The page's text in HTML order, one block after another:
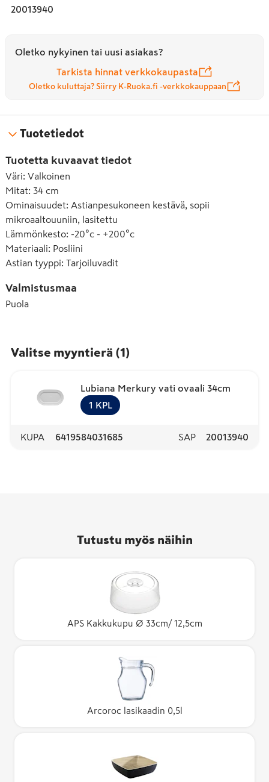
20013940
Oletko nykyinen tai uusi asiakas?
Tarkista hinnat verkkokaupasta
Oletko kuluttaja? Siirry K-Ruoka.fi -verkkokauppaan
Tuotetiedot
Tuotetta kuvaavat tiedot
Väri: Valkoinen
Mitat: 34 cm
Ominaisuudet: Astianpesukoneen kestävä, sopii
mikroaaltouuniin, lasitettu
Lämmönkesto: -20°c - +200°c
Materiaali: Posliini
Astian tyyppi: Tarjoiluvadit
Valmistusmaa
Puola
Valitse myyntierä (1)
Lubiana Merkury vati ovaali 34cm
1 KPL
KUPA 6419584031685 SAP 20013940
Tutustu myös näihin
APS Kakkukupu Ø 33cm/ 12,5cm
Arcoroc lasikaadin 0,5l